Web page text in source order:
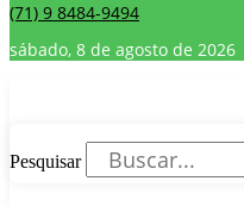
(71) 9 8484-9494
sábado, 8 de agosto de 2026
Pesquisar